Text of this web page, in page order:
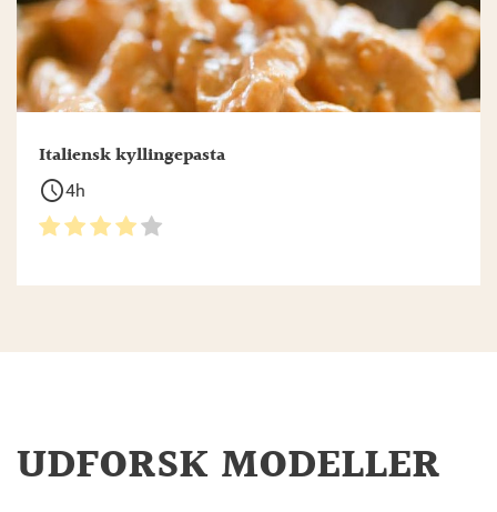
Italiensk kyllingepasta
schedule4h
UDFORSK MODELLER